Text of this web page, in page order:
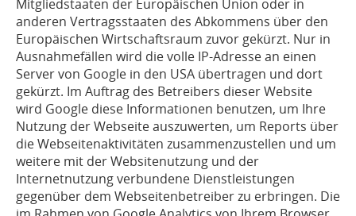
Mitgliedstaaten der Europäischen Union oder in
anderen Vertragsstaaten des Abkommens über den
Europäischen Wirtschaftsraum zuvor gekürzt. Nur in
Ausnahmefällen wird die volle IP-Adresse an einen
Server von Google in den USA übertragen und dort
gekürzt. Im Auftrag des Betreibers dieser Website
wird Google diese Informationen benutzen, um Ihre
Nutzung der Webseite auszuwerten, um Reports über
die Webseitenaktivitäten zusammenzustellen und um
weitere mit der Websitenutzung und der
Internetnutzung verbundene Dienstleistungen
gegenüber dem Webseitenbetreiber zu erbringen. Die